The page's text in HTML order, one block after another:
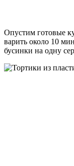
Опустим готовые
варить около 10
бусинки на одну